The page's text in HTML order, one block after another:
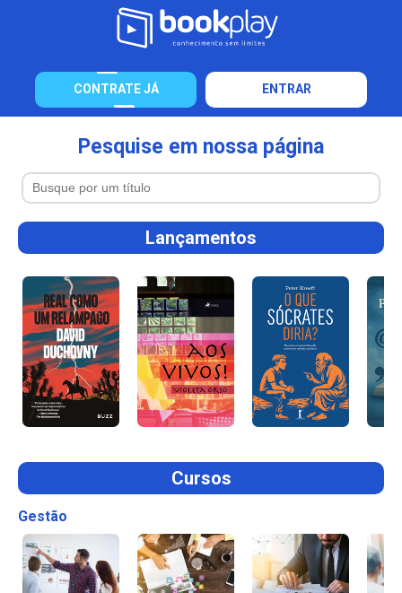
CONTRATE JÁ ENTRAR
Pesquise em nossa página
Lançamentos
Cursos
Gestão